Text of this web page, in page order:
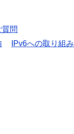
問
IPv6への取り組み